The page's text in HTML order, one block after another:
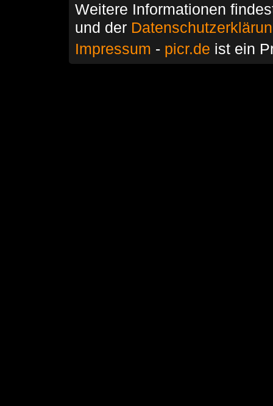
Weitere Informationen
und der
Impressum - picr.de ist ein